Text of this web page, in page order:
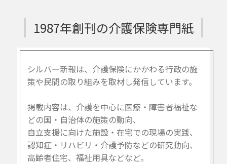
1987年創刊の介護保険専門紙
シルバー新報は、介護保険にかかわる行政の施
策や民間の取り組みを取材し発信しています。
掲載内容は、介護を中心に医療・障害者福祉な
どの国・自治体の施策の動向、
自立支援に向けた施設・在宅での現場の実践、
認知症・リハビリ・介護予防などの研究動向、
高齢者住宅、福祉用具などなど。